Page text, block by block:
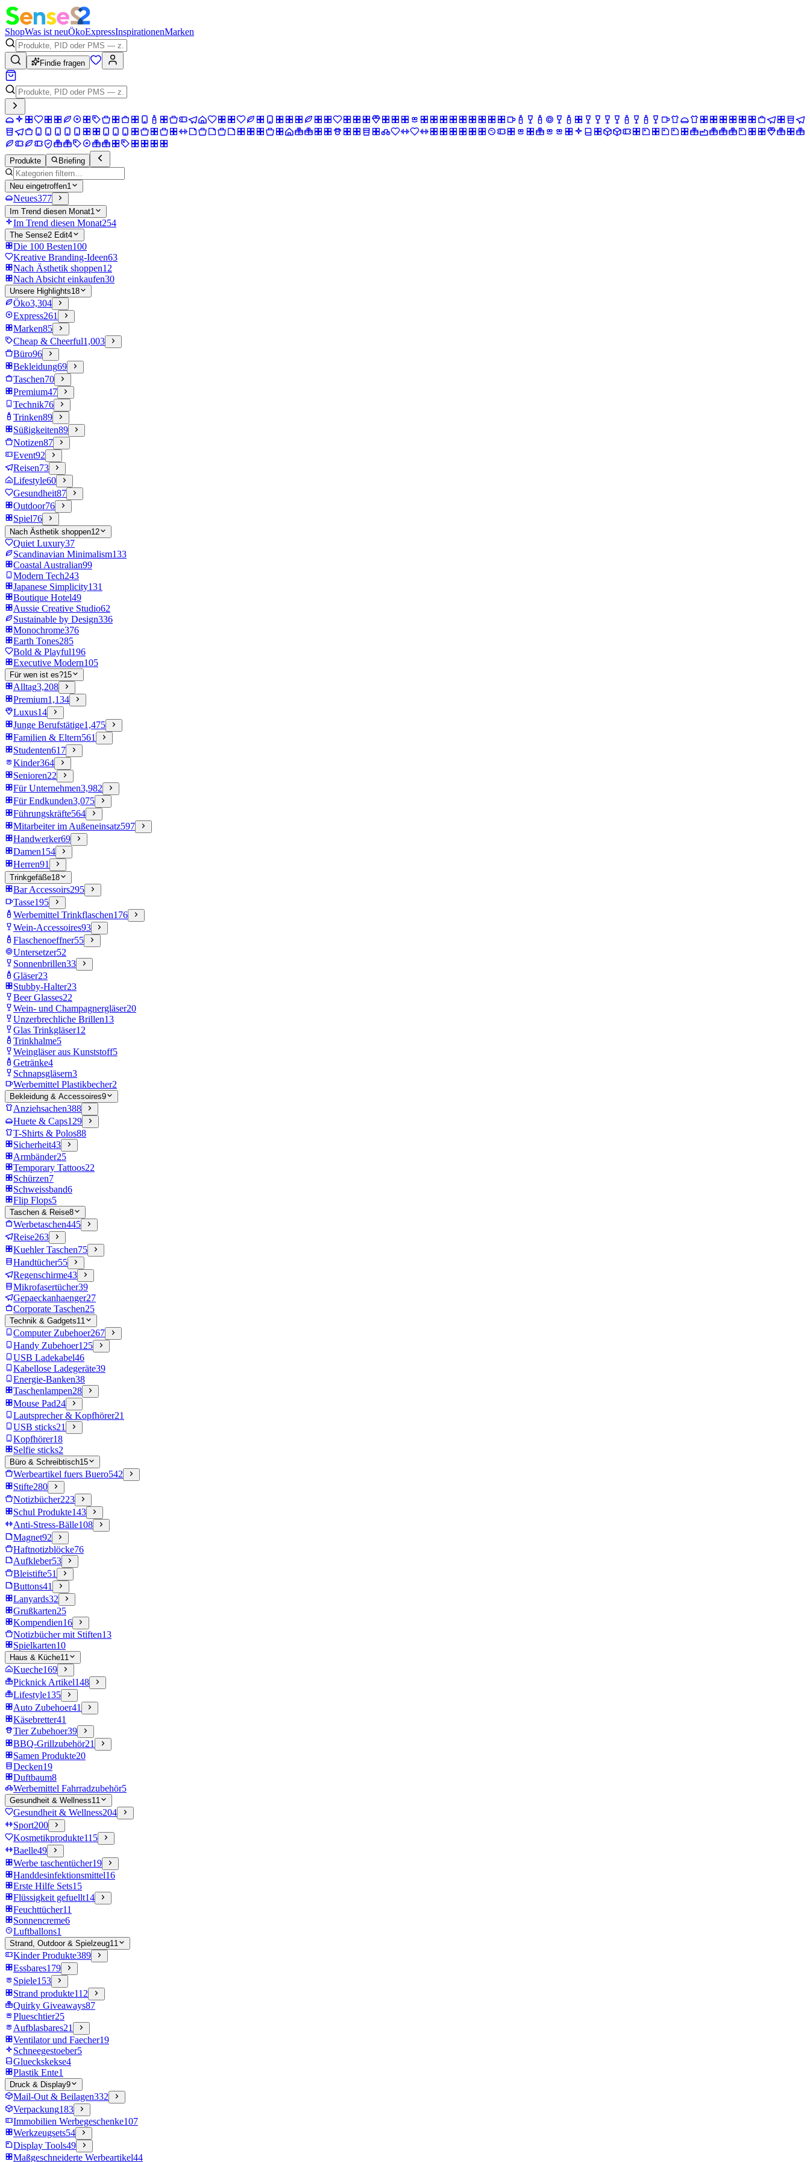
ShopWas ist neuÖkoExpressInspirationenMarken
Findie fragen
Produkte Briefing
Neu eingetroffen1
Neues377
Im Trend diesen Monat1
Im Trend diesen Monat254
The Sense2 Edit4
Die 100 Besten100
Kreative Branding-Ideen63
Nach Ästhetik shoppen12
Nach Absicht einkaufen30
Unsere Highlights18
Öko3,304
Express261
Marken85
Cheap & Cheerful1,003
Büro96
Bekleidung69
Taschen70
Premium47
Technik76
Trinken89
Süßigkeiten89
Notizen87
Event92
Reisen73
Lifestyle60
Gesundheit87
Outdoor76
Spiel76
Nach Ästhetik shoppen12
Quiet Luxury37
Scandinavian Minimalism133
Coastal Australian99
Modern Tech243
Japanese Simplicity131
Boutique Hotel49
Aussie Creative Studio62
Sustainable by Design336
Monochrome376
Earth Tones285
Bold & Playful196
Executive Modern105
Für wen ist es?15
Alltag3,208
Premium1,134
Luxus14
Junge Berufstätige1,475
Familien & Eltern561
Studenten617
Kinder364
Senioren22
Für Unternehmen3,982
Für Endkunden3,075
Führungskräfte564
Mitarbeiter im Außeneinsatz597
Handwerker69
Damen154
Herren91
Trinkgefäße18
Bar Accessoirs295
Tasse195
Werbemittel Trinkflaschen176
Wein-Accessoires93
Flaschenoeffner55
Untersetzer52
Sonnenbrillen33
Gläser23
Stubby-Halter23
Beer Glasses22
Wein- und Champagnergläser20
Unzerbrechliche Brillen13
Glas Trinkgläser12
Trinkhalme5
Weingläser aus Kunststoff5
Getränke4
Schnapsgläsern3
Werbemittel Plastikbecher2
Bekleidung & Accessoires9
Anziehsachen388
Huete & Caps129
T-Shirts & Polos88
Sicherheit43
Armbänder25
Temporary Tattoos22
Schürzen7
Schweissband6
Flip Flops5
Taschen & Reise8
Werbetaschen445
Reise263
Kuehler Taschen75
Handtücher55
Regenschirme43
Mikrofasertücher39
Gepaeckanhaenger27
Corporate Taschen25
Technik & Gadgets11
Computer Zubehoer267
Handy Zubehoer125
USB Ladekabel46
Kabellose Ladegeräte39
Energie-Banken38
Taschenlampen28
Mouse Pad24
Lautsprecher & Kopfhörer21
USB sticks21
Kopfhörer18
Selfie sticks2
Büro & Schreibtisch15
Werbeartikel fuers Buero542
Stifte280
Notizbücher223
Schul Produkte143
Anti-Stress-Bälle108
Magnet92
Haftnotizblöcke76
Aufkleber53
Bleistifte51
Buttons41
Lanyards32
Grußkarten25
Kompendien16
Notizbücher mit Stiften13
Spielkarten10
Haus & Küche11
Kueche169
Picknick Artikel148
Lifestyle135
Auto Zubehoer41
Käsebretter41
Tier Zubehoer39
BBQ-Grillzubehör21
Samen Produkte20
Decken19
Duftbaum8
Werbemittel Fahrradzubehör5
Gesundheit & Wellness11
Gesundheit & Wellness204
Sport200
Kosmetikprodukte115
Baelle49
Werbe taschentücher19
Handdesinfektionsmittel16
Erste Hilfe Sets15
Flüssigkeit gefuellt14
Feuchttücher11
Sonnencreme6
Luftballons1
Strand, Outdoor & Spielzeug11
Kinder Produkte389
Essbares179
Spiele153
Strand produkte112
Quirky Giveaways87
Plueschtier25
Aufblasbares21
Ventilator und Faecher19
Schneegestoeber5
Glueckskekse4
Plastik Ente1
Druck & Display9
Mail-Out & Beilagen332
Verpackung183
Immobilien Werbegeschenke107
Werkzeugsets54
Display Tools49
Maßgeschneiderte Werbeartikel44